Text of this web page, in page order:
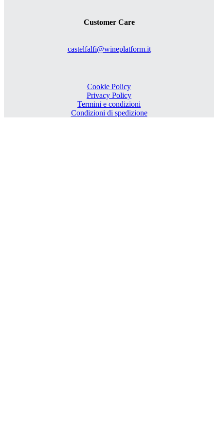
Customer Care
castelfalfi@wineplatform.it
Cookie Policy
Privacy Policy
Termini e condizioni
Condizioni di spedizione